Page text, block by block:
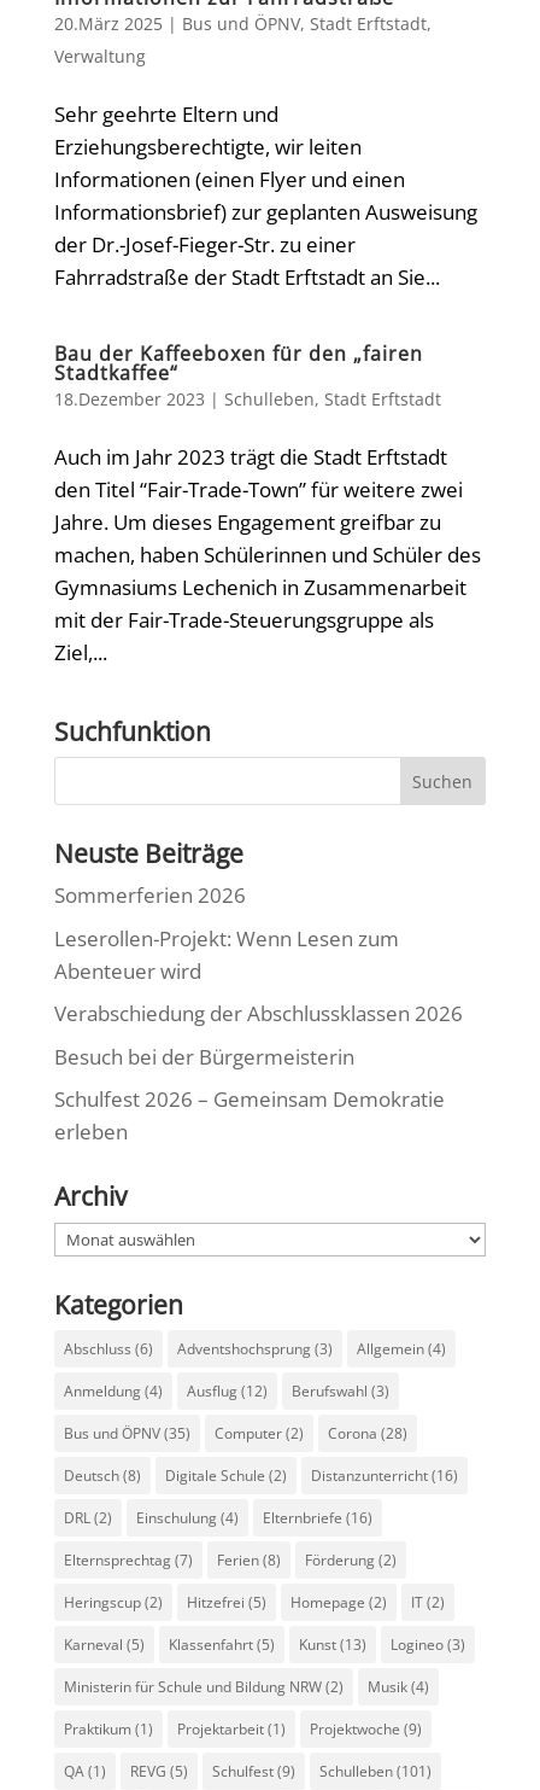
20.März 2025| Bus und ÖPNV, Stadt Erftstadt,
Verwaltung
Sehr geehrte Eltern und
Erziehungsberechtigte, wir leiten
Informationen (einen Flyer und einen
Informationsbrief) zur geplanten Ausweisung
der Dr.-Josef-Fieger-Str. zu einer
Fahrradstraße der Stadt Erftstadt an Sie...
Bau der Kaffeeboxen für den „fairen
Stadtkaffee“
18.Dezember 2023 | Schulleben, Stadt Erftstadt
Auch im Jahr 2023 trägt die Stadt Erftstadt
den Titel “Fair-Trade-Town” für weitere zwei
Jahre. Um dieses Engagement greifbar zu
machen, haben Schülerinnen und Schüler des
Gymnasiums Lechenich in Zusammenarbeit
mit der Fair-Trade-Steuerungsgruppe als
Ziel,...
Suchfunktion
Neuste Beiträge
Sommerferien 2026
Leserollen-Projekt: Wenn Lesen zum
Abenteuer wird
Verabschiedung der Abschlussklassen 2026
Besuch bei der Bürgermeisterin
Schulfest 2026 – Gemeinsam Demokratie
erleben
Archiv
Archiv
Kategorien
Abschluss (6) Adventshochsprung(3) Allgemein(4)
Anmeldung(4) Ausflug(12) Berufswahl (3)
Bus und ÖPNV(35) Computer(2) Corona (28)
Deutsch(8) Digitale Schule (2) Distanzunterricht(16)
DRL(2) Einschulung(4) Elternbriefe (16)
Elternsprechtag(7) Ferien(8) Förderung(2)
Heringscup(2) Hitzefrei (5) Homepage (2) IT(2)
Karneval (5) Klassenfahrt(5) Kunst(13) Logineo(3)
Ministerin für Schule und Bildung NRW(2) Musik(4)
Praktikum (1) Projektarbeit(1) Projektwoche (9)
QA(1) REVG (5) Schulfest(9) Schulleben(101)